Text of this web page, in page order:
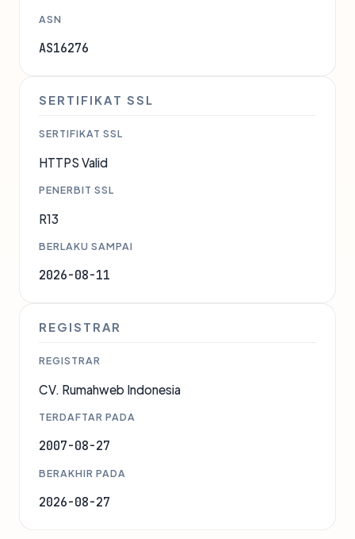
ASN
AS16276
SERTIFIKAT SSL
SERTIFIKAT SSL
HTTPS Valid
PENERBIT SSL
R13
BERLAKU SAMPAI
2026-08-11
REGISTRAR
REGISTRAR
CV. Rumahweb Indonesia
TERDAFTAR PADA
2007-08-27
BERAKHIR PADA
2026-08-27